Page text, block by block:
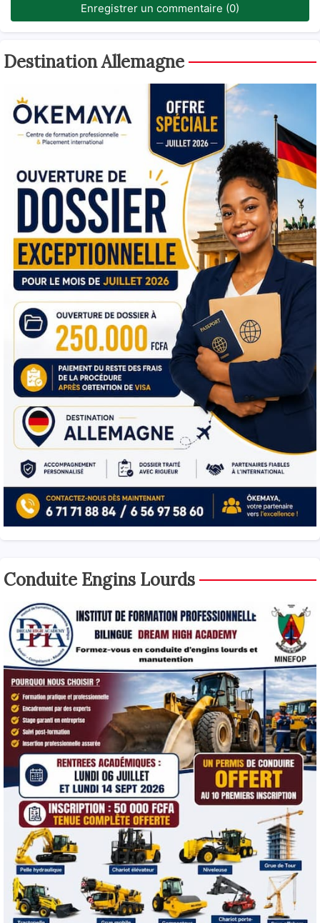
Enregistrer un commentaire (0)
Destination Allemagne
Conduite Engins Lourds